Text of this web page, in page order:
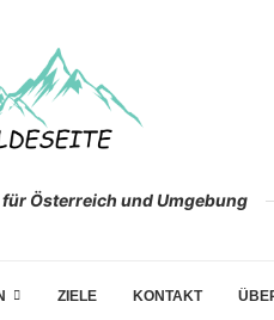
Österreich und Umgebung
ZIELE KONTAKT